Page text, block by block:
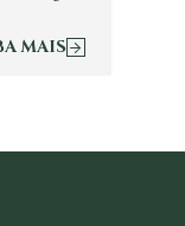
MAIS